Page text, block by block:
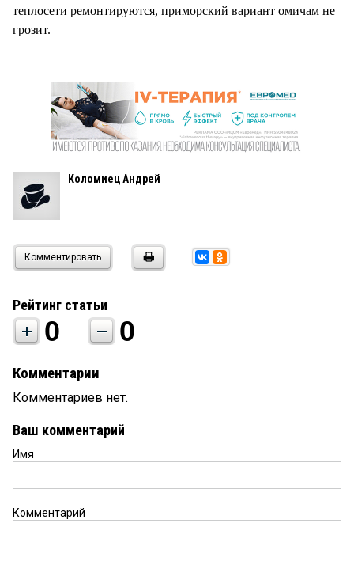
теплосети ремонтируются, приморский вариант омичам не
грозит.
Коломиец Андрей
Комментировать
Рейтинг статьи
0 0
Комментарии
Комментариев нет.
Ваш комментарий
Имя
Комментарий